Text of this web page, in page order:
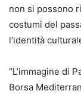
non si possono
costumi del
l’identità
“L’immagine di
Borsa